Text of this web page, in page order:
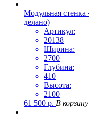
Модульная
делано)
Артикул:
20138
Ширина:
2700
Глубина:
410
Высота:
2100
61 500 р. В корзину